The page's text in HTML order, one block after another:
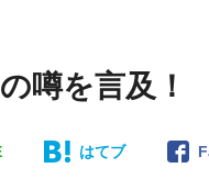
噂を言及！
はてブ